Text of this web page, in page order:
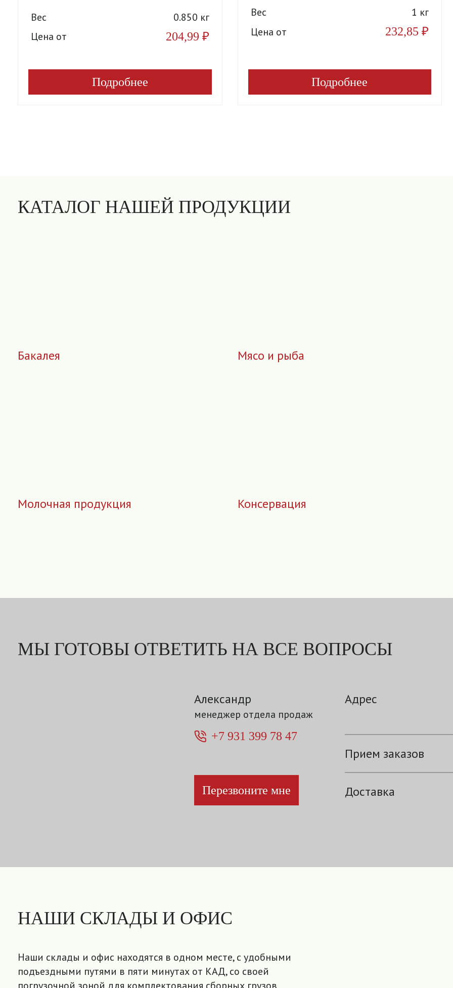
Вес
0.850 кг
Цена от
204,99 ₽
Подробнее
Вес
1 кг
Цена от
232,85₽
Подробнее
КАТАЛОГ НАШЕЙ ПРОДУКЦИИ
Бакалея Мясо и рыба
Молочная продукция Консервация
МЫ ГОТОВЫ ОТВЕТИТЬ НА ВСЕ ВОПРОСЫ
Александр
менеджер отдела продаж
+7 931 399 78 47
Перезвоните мне
Адрес
Прием заказов
Доставка
НАШИ СКЛАДЫ И ОФИС
Наши склады и офис находятся в одном месте, с удобными
подъездными путями в пяти минутах от КАД, со своей